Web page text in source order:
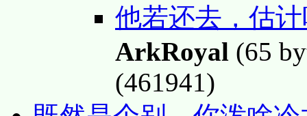
他若还去，估
ArkRoyal (65
(461941)